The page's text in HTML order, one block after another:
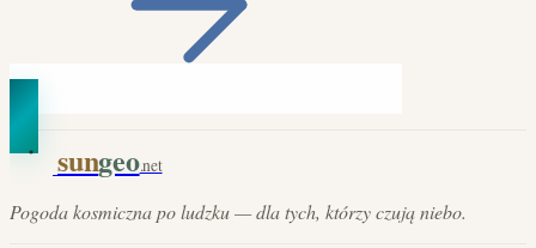
sungeo.net
Pogoda kosmiczna po ludzku — dla tych, którzy czują niebo.